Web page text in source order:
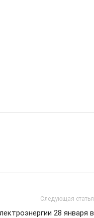
Следующая статья
28 января в